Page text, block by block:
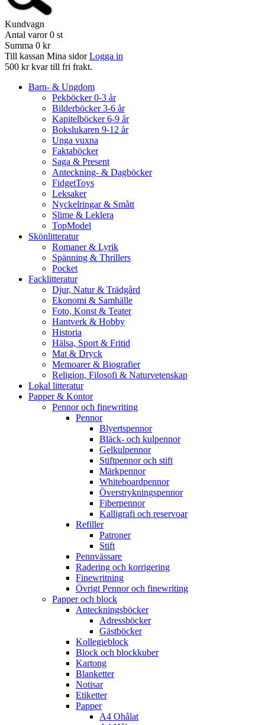
Kundvagn
Antal varor 0 st
Summa 0 kr
Till kassan Mina sidor Logga in
500 kr kvar till fri frakt.
Barn- & Ungdom
Pekböcker 0-3 år
Bilderböcker 3-6 år
Kapitelböcker 6-9 år
Bokslukaren 9-12 år
Unga vuxna
Faktaböcker
Saga & Present
Anteckning- & Dagböcker
FidgetToys
Leksaker
Nyckelringar & Smått
Slime & Leklera
TopModel
Skönlitteratur
Romaner & Lyrik
Spänning & Thrillers
Pocket
Facklitteratur
Djur, Natur & Trädgård
Ekonomi & Samhälle
Foto, Konst & Teater
Hantverk & Hobby
Historia
Hälsa, Sport & Fritid
Mat & Dryck
Memoarer & Biografier
Religion, Filosofi & Naturvetenskap
Lokal litteratur
Papper & Kontor
Pennor och finewriting
Pennor
Blyertspennor
Bläck- och kulpennor
Gelkulpennor
Stiftpennor och stift
Märkpennor
Whiteboardpennor
Överstrykningspennor
Fiberpennor
Kalligrafi och reservoar
Refiller
Patroner
Stift
Pennvässare
Radering och korrigering
Finewritning
Övrigt Pennor och finewriting
Papper och block
Anteckningsböcker
Adressböcker
Gästböcker
Kollegieblock
Block och blockkuber
Kartong
Blanketter
Notisar
Etiketter
Papper
A4 Ohålat